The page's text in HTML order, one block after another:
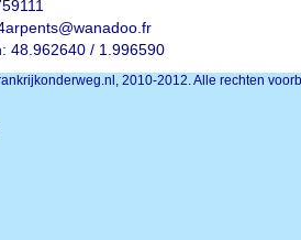
48.962640 / 1.996590
2010-2012. Alle rechten